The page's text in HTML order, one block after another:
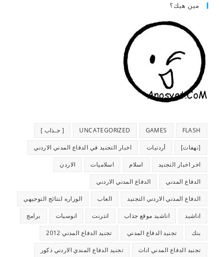
مين هيك؟
FLASH
GAMES
UNCATEGORIZED [ جـذاب ]
[نهفات] أردنيات اخبار التجنيد في الدفاع المدني الاردني
اخر اخبار التجنيد اسلام اسلاميات الاردن
الدفاع المدني الدفاع المدني الاردني
الدفاع المدني الاردني التجنيد العاب الوزاره لنتائج التوجيهي
اناشيد اناشيد موقع جذاب انترنت انوسيات برامج
بنك تجنيد الدفاع المدني تجنيد الدفاع المدني 2012
تجنيد الدفاع المدني اناث تجنيد الدفاع المندي الاردني ذكور